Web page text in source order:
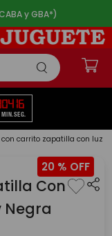
y GBA*)
04
MIN.
15
SEG.
carrito zapatilla con luz
20 %
Con
Negra